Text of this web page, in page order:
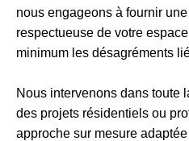
nous engageons à fournir
respectueuse de votre
minimum les désagréments
Nous intervenons dans toute
des projets résidentiels ou
approche sur mesure